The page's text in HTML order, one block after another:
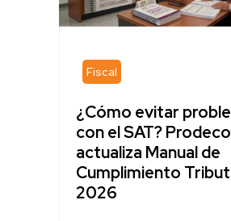
Fiscal
¿Cómo evitar
con el SAT?
actualiza Manual de
Cumplimiento
2026